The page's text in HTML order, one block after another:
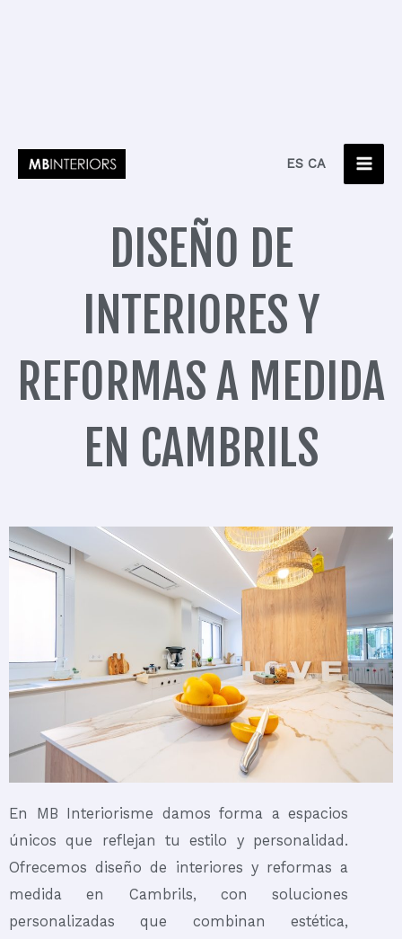
ES CA
DISEÑO DE
INTERIORES Y
REFORMAS A MEDIDA
EN CAMBRILS
En MB Interiorisme damos forma a espacios
únicos que reflejan tu estilo y personalidad.
Ofrecemos diseño de interiores y reformas a
medida en Cambrils, con soluciones
personalizadas que combinan estética,